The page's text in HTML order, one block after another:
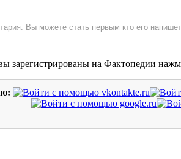
Вы можете стать первым кто его
зарегистрированы на Фактопедии